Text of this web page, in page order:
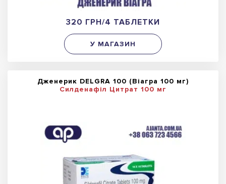
320 ГРН/4 ТАБЛЕТКИ
У МАГАЗИН
Дженерик DELGRA 100 (Віагра 100 мг)
Силденафіл Цитрат 100 мг